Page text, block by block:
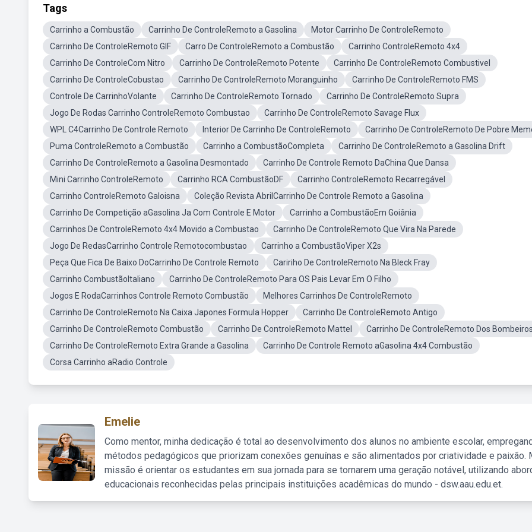
Tags
Carrinho a Combustão Carrinho De ControleRemoto a Gasolina
Motor Carrinho De ControleRemoto
Carrinho De ControleRemoto GIF
Carro De ControleRemoto a Combustão
Carrinho ControleRemoto 4x4
Carrinho De ControleCom Nitro
Carrinho De ControleRemoto Potente
Carrinho De ControleRemoto Combustivel
Carrinho De ControleCobustao
Carrinho De ControleRemoto Moranguinho
Carrinho De ControleRemoto FMS
Controle De CarrinhoVolante
Carrinho De ControleRemoto Tornado
Carrinho De ControleRemoto Supra
Jogo De Rodas Carrinho ControleRemoto Combustao
Carrinho De ControleRemoto Savage Flux
WPL C4Carrinho De Controle Remoto
Interior De Carrinho De ControleRemoto
Carrinho De ControleRemoto De Pobre
Puma ControleRemoto a Combustão
Carrinho a CombustãoCompleta
Carrinho De ControleRemoto a Gasolina Drift
Carrinho De ControleRemoto a Gasolina Desmontado
Carrinho De Controle Remoto DaChina Que Dansa
Mini Carrinho ControleRemoto
Carrinho RCA CombustãoDF
Carrinho ControleRemoto Recarregável
Carrinho ControleRemoto Galoisna
Coleção Revista AbrilCarrinho De Controle Remoto a Gasolina
Carrinho De Competição aGasolina Ja Com Controle E Motor
Carrinho a CombustãoEm Goiânia
Carrinhos De ControleRemoto 4x4 Movido a Combustao
Carrinho De ControleRemoto Que Vira Na Parede
Jogo De RedasCarrinho Controle Remotocombustao
Carrinho a CombustãoViper X2s
Peça Que Fica De Baixo DoCarrinho De Controle Remoto
Caririho De ControleRemoto Na Bleck Fray
Carrinho CombustãoItaliano
Carrinho De ControleRemoto Para OS Pais Levar Em O Filho
Jogos E RodaCarrinhos Controle Remoto Combustão
Melhores Carrinhos De ControleRemoto
Carrinho De ControleRemoto Na Caixa Japones Formula Hopper
Carrinho De ControleRemoto Antigo
Carrinho De ControleRemoto Combustão
Carrinho De ControleRemoto Mattel
Carrinho De ControleRemoto Dos
Carrinho De ControleRemoto Extra Grande a Gasolina
Carrinho De Controle Remoto aGasolina 4x4 Combustão
Corsa Carrinho aRadio Controle
Emelie
Como mentor, minha dedicação é total ao desenvolvimento dos alunos no ambiente escolar,
métodos pedagógicos que priorizam conexões genuínas e são alimentados por criatividade e paixão.
missão é orientar os estudantes em sua jornada para se tornarem uma geração notável, utilizando
educacionais reconhecidas pelas principais instituições acadêmicas do mundo - dsw.aau.edu.et.